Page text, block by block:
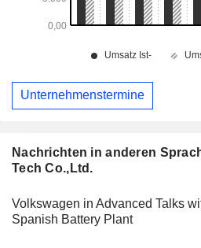
Nachrichten in anderen
Tech Co.,Ltd.
Volkswagen in Advanced Talks
Spanish Battery Plant
Unternehmenstermine